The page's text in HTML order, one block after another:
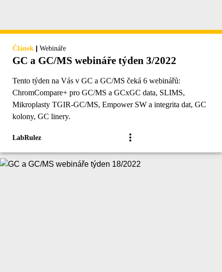
Článek | Webináře
GC a GC/MS webináře týden 3/2022
Tento týden na Vás v GC a GC/MS čeká 6 webinářů:
ChromCompare+ pro GC/MS a GCxGC data, SLIMS,
Mikroplasty TGIR-GC/MS, Empower SW a integrita dat, GC
kolony, GC linery.
LabRulez